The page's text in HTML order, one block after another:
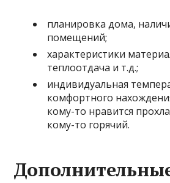
планировка дома,
помещений;
характеристики
теплоотдача и т.д.;
индивидуальная
комфортного
кому-то нравится
кому-то горячий.